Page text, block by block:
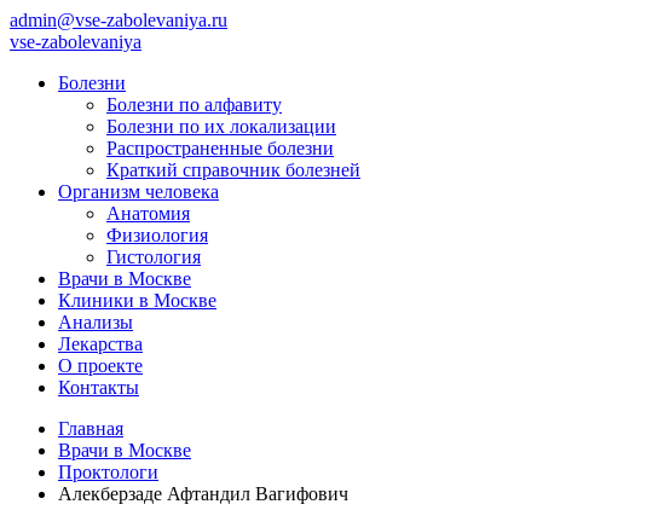
admin@vse-zabolevaniya.ru
vse-zabolevaniya
Болезни
Болезни по алфавиту
Болезни по их локализации
Распространенные болезни
Краткий справочник болезней
Организм человека
Анатомия
Физиология
Гистология
Врачи в Москве
Клиники в Москве
Анализы
Лекарства
О проекте
Контакты
Главная
Врачи в Москве
Проктологи
Алекберзаде Афтандил Вагифович